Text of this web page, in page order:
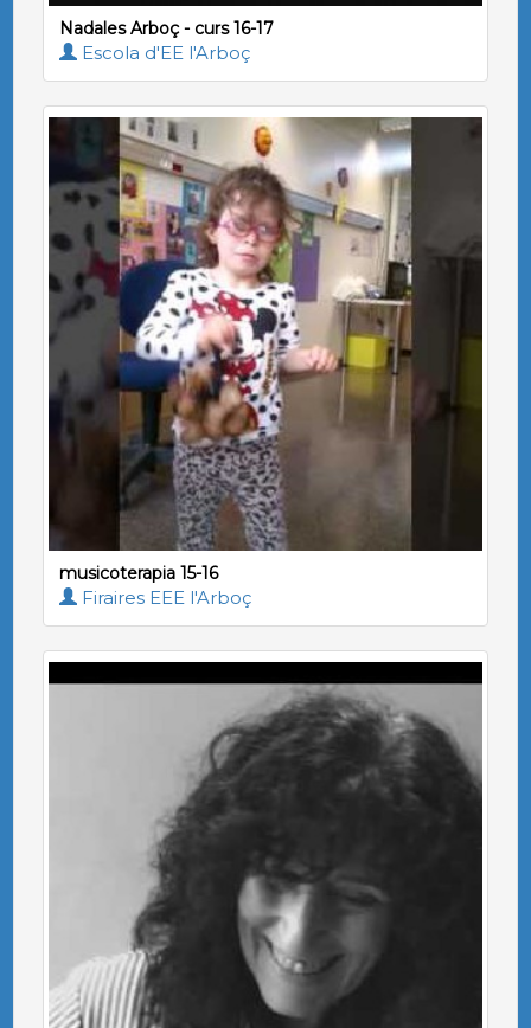
Nadales Arboç - curs 16-17
Escola d'EE l'Arboç
musicoterapia 15-16
Firaires EEE l'Arboç